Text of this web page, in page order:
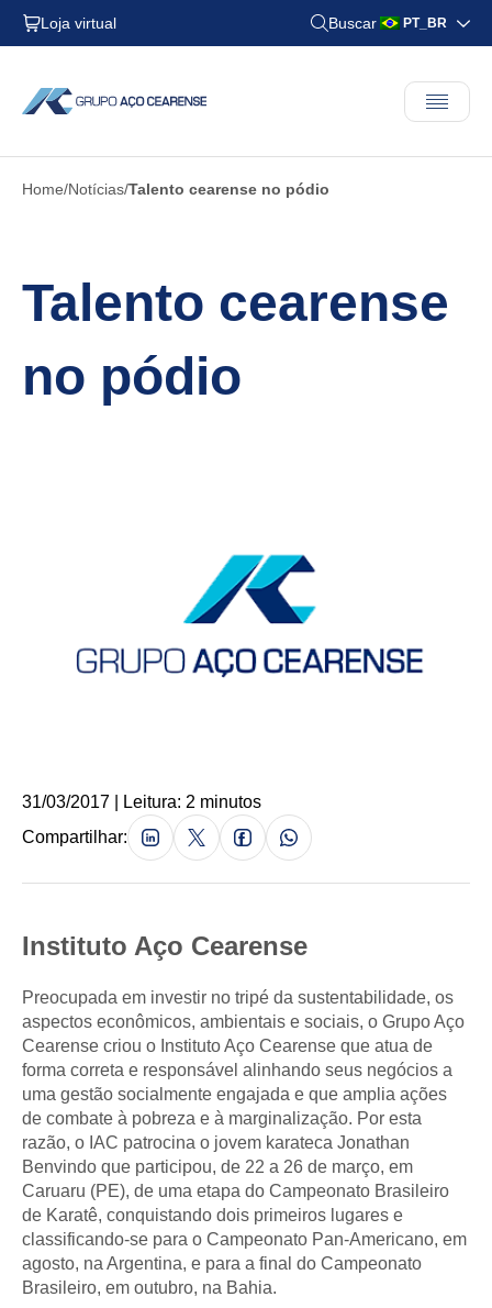
Loja virtual Buscar PT_BR
Home Notícias Talento cearense no pódio
Talento cearense
no pódio
31/03/2017 | Leitura: 2 minutos
Compartilhar:
Instituto Aço Cearense
Preocupada em investir no tripé da sustentabilidade, os
aspectos econômicos, ambientais e sociais, o Grupo Aço
Cearense criou o Instituto Aço Cearense que atua de
forma correta e responsável alinhando seus negócios a
uma gestão socialmente engajada e que amplia ações
de combate à pobreza e à marginalização. Por esta
razão, o IAC patrocina o jovem karateca Jonathan
Benvindo que participou, de 22 a 26 de março, em
Caruaru (PE), de uma etapa do Campeonato Brasileiro
de Karatê, conquistando dois primeiros lugares e
classificando-se para o Campeonato Pan-Americano, em
agosto, na Argentina, e para a final do Campeonato
Brasileiro, em outubro, na Bahia.